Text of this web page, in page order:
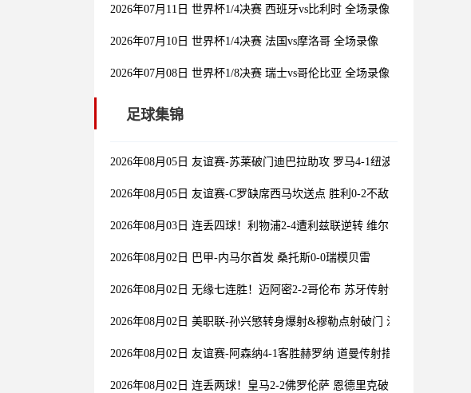
2026年07月11日 世界杯1/4决赛 西班牙vs比利时 全场录像
2026年07月10日 世界杯1/4决赛 法国vs摩洛哥 全场录像
2026年07月08日 世界杯1/8决赛 瑞士vs哥伦比亚 全场录像
足球集锦
2026年08月05日 友谊赛-苏莱破门迪巴拉助攻 罗马4-1纽波特郡
2026年08月05日 友谊赛-C罗缺席西马坎送点 胜利0-2不敌阿尔梅里亚
2026年08月03日 连丢四球！利物浦2-4遭利兹联逆转 维尔茨钱伯斯破门凯
2026年08月02日 巴甲-内马尔首发 桑托斯0-0瑞模贝雷
2026年08月02日 无缘七连胜！迈阿密2-2哥伦布 苏牙传射卡塞米罗乌龙梅
2026年08月02日 美职联-孙兴慜转身爆射&穆勒点射破门 温哥华白浪1-1洛
2026年08月02日 友谊赛-阿森纳4-1客胜赫罗纳 道曼传射措利斯破门热苏
2026年08月02日 连丢两球！皇马2-2佛罗伦萨 恩德里克破门 18岁小将西